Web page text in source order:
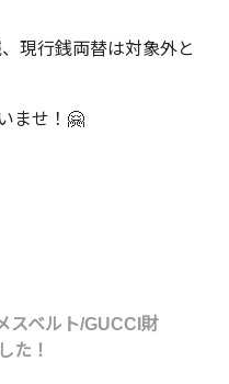
現行銭両替は対象外と
ませ！🤗
スベルト/GUCCI財
た！